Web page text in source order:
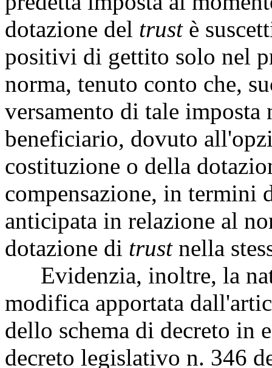
dotazione del trustè
positivi di gettito solo nel
norma, tenuto conto che,
versamento di tale
beneficiario, dovuto
costituzione o della
compensazione, in termini
anticipata in relazione al
dotazione di trustnella
Evidenzia, inoltre, la
modifica apportata
dello schema di decreto in
decreto legislativo n. 346